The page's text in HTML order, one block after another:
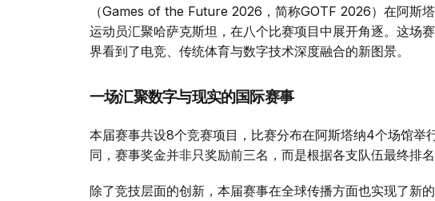
（Games of the Future 2026，简称GOTF 2026）在阿斯
运动员汇聚哈萨克斯坦，在八个比赛项目中展开角逐。这场
界看到了电竞、传统体育与数字技术深度融合的新图景。
一场汇聚数字与现实的国际赛事
本届赛事共设8个竞赛项目，比赛分布在阿斯塔纳4个场馆举
同，赛事奖金并非只奖励前三名，而是根据各支队伍最终排
除了竞技层面的创新，本届赛事在全球传播方面也实现了新的